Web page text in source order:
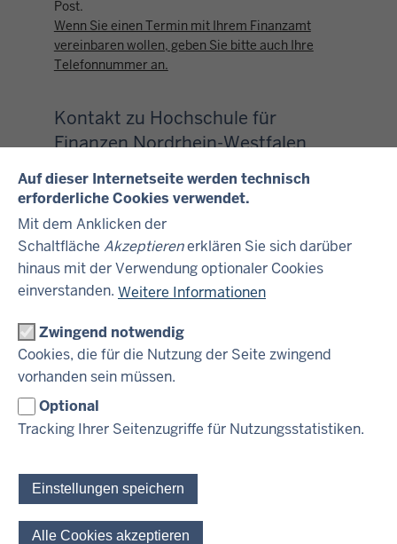
Auf dieser Internetseite werden technisch
erforderliche Cookies verwendet.
Mit dem Anklicken der
Schaltfläche Akzeptierenerklären Sie sich darüber
hinaus mit der Verwendung optionaler Cookies
einverstanden. Weitere Informationen
Zwingend notwendig
Cookies, die für die Nutzung der Seite zwingend
vorhanden sein müssen.
Optional
Tracking Ihrer Seitenzugriffe für Nutzungsstatistiken.
Einstellungen speichern
Alle Cookies akzeptieren
Post.
Wenn Sie einen Termin mit Ihrem Finanzamt
vereinbaren wollen, geben Sie bitte auch Ihre
Telefonnummer an.
Kontakt zu Hochschule für
Finanzen Nordrhein-Westfalen
(Dienststelle: 5019)
Straße, Nr
PLZ, Ort
Telefonnummer
E-Mail-Adresse